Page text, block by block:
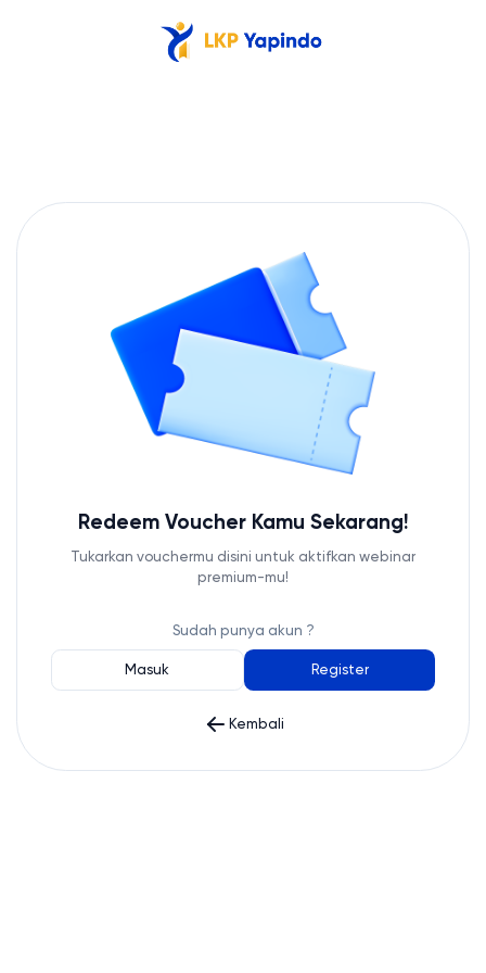
Redeem Voucher Kamu Sekarang!
Tukarkan vouchermu disini untuk aktifkan webinar
premium-mu!
Sudah punya akun ?
Masuk Register
Kembali